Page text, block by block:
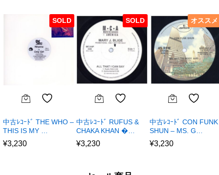
SOLD
中古ﾚｺｰﾄﾞ THE WHO –
THIS IS MY …
¥3,230
SOLD
中古ﾚｺｰﾄﾞ RUFUS &
CHAKA KHAN �…
¥3,230
オススメ
中古ﾚｺｰﾄﾞ CON FUNK
SHUN – MS. G…
¥3,230